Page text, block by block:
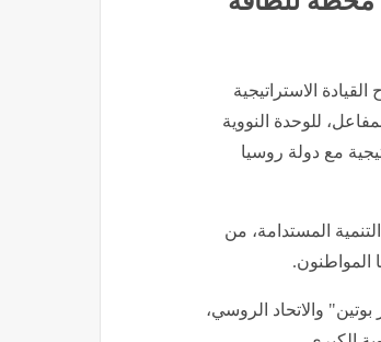
الاستراتيجية
للوحدة النووية
مع دولة روسيا
المستدامة، من
المواطنون.
والاتحاد الروسي،